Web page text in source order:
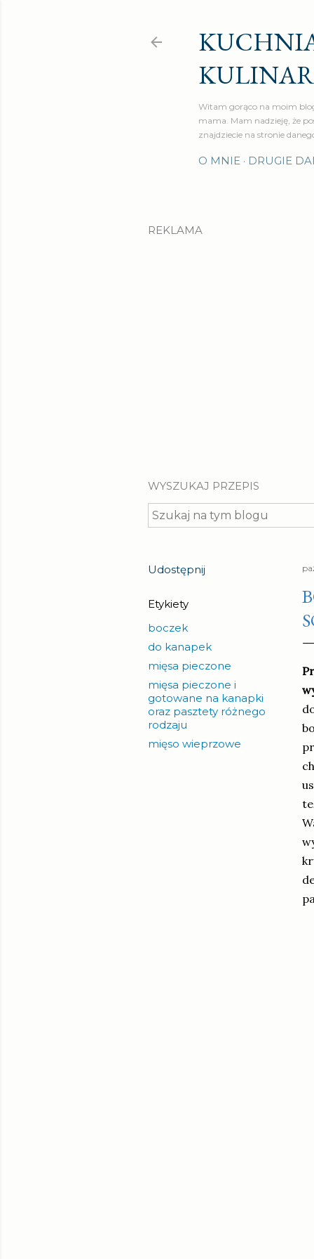
Witam gorąco na moim
mama. Mam nadzieję, że
znajdziecie na stronie
O MNIE DRUGIE
REKLAMA
WYSZUKAJ PRZEPIS
Udostępnij
Etykiety
boczek
do kanapek
mięsa pieczone
mięsa pieczone i
gotowane na kanapki
oraz pasztety różnego
rodzaju
mięso wieprzowe